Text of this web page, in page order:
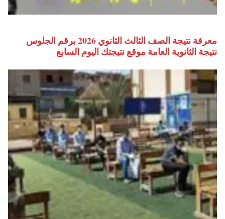
معرفة نتيجة الصف الثالث الثانوي 2026 برقم الجلوس
نتيجة الثانوية العامة موقع نتيجتك اليوم السابع